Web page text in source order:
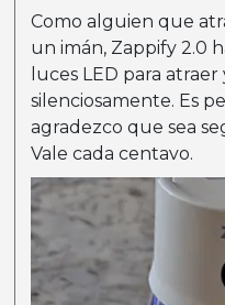
Como alguien que
un imán, Zappify 2.0
luces LED para
silenciosamente. Es
agradezco que sea
Vale cada centavo.